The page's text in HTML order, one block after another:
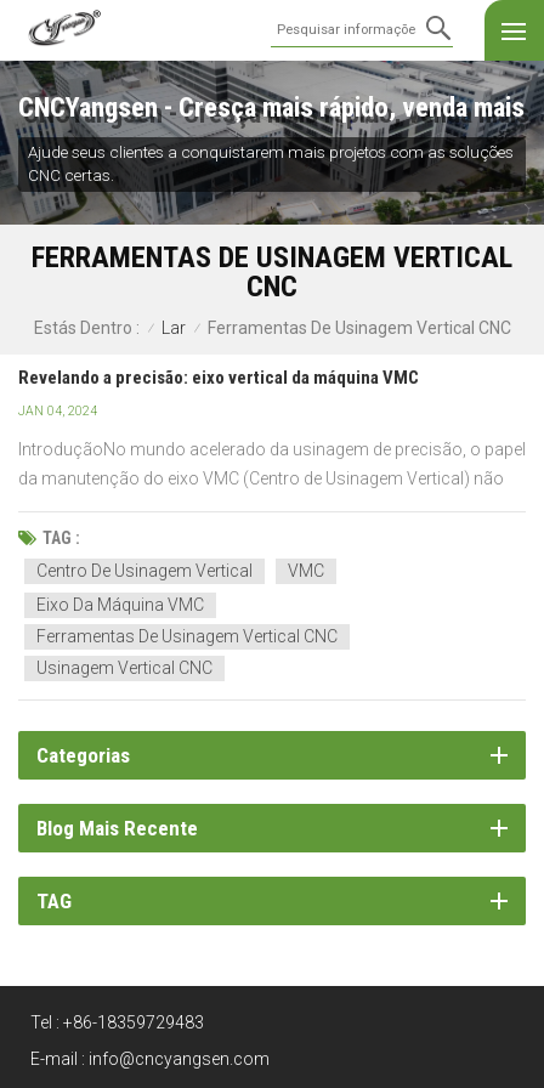
CNCYangsen - Cresça mais rápido, venda mais
Ajude seus clientes a conquistarem mais projetos com as soluções
CNC certas.
FERRAMENTAS DE USINAGEM VERTICAL
CNC
Estás Dentro : / Lar / Ferramentas De Usinagem Vertical CNC
Revelando a precisão: eixo vertical da máquina VMC
JAN 04, 2024
IntroduçãoNo mundo acelerado da usinagem de precisão, o papel
da manutenção do eixo VMC (Centro de Usinagem Vertical) não
pode ser exagerado. À medida que os processos de fabricação se
tornam mais complexos, a necessidade de usinagem precisa e
eficiente nunca foi tão grande. Este artigo investiga o...
TAG :
Centro De Usinagem Vertical
VMC
Eixo Da Máquina VMC
Ferramentas De Usinagem Vertical CNC
Usinagem Vertical CNC
Categorias
Blog Mais Recente
TAG
Tel : +86-18359729483
E-mail : info@cncyangsen.com